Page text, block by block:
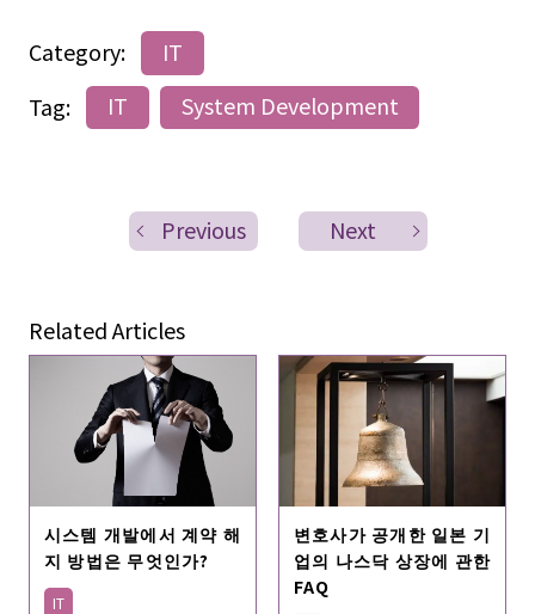
Category:
IT
Tag:
IT System Development
Previous Next
Related Articles
시스템 개발에서 계약 해
지 방법은 무엇인가?
IT
변호사가 공개한 일본 기
업의 나스닥 상장에 관한
FAQ